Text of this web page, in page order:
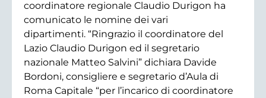
coordinatore regionale Claudio Durigon ha
comunicato le nomine dei vari
dipartimenti. “Ringrazio il coordinatore del
Lazio Claudio Durigon ed il segretario
nazionale Matteo Salvini” dichiara Davide
Bordoni, consigliere e segretario d’Aula di
Roma Capitale “per l’incarico di coordinatore